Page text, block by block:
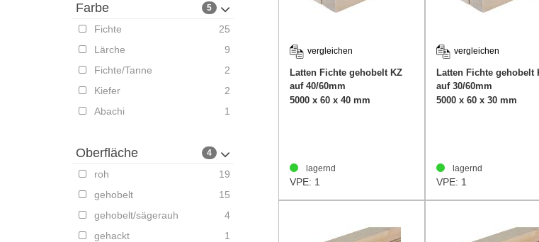
Farbe 5
Fichte
25
Lärche
9
Fichte/Tanne
2
Kiefer
2
Abachi
1
Oberfläche 4
roh
19
gehobelt
15
gehobelt/sägerauh
4
gehackt
1
vergleichen
Latten Fichte gehobelt KZ
auf 40/60mm
5000 x 60 x 40 mm
lagernd
VPE: 1
vergleichen
Latten Fichte gehobelt
auf 30/60mm
5000 x 60 x 30 mm
lagernd
VPE: 1